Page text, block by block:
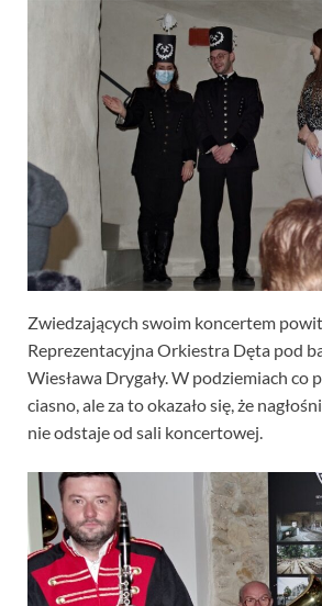
Zwiedzających swoim koncertem
Reprezentacyjna Orkiestra Dęta pod
Wiesława Drygały. W podziemiach co
ciasno, ale za to okazało się, że
nie odstaje od sali koncertowej.